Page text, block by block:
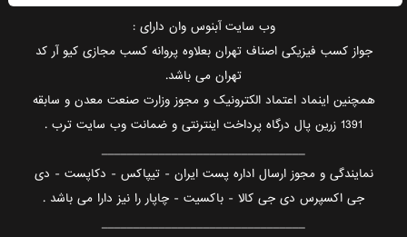
وب سایت آبنوس وان دارای :
جواز کسب فیزیکی اصناف تهران بعلاوه پروانه کسب مجازی کیو آر کد
تهران می باشد.
همچنین اینماد اعتماد الکترونیک و مجوز وزارت صنعت معدن و سابقه
1391 زرین پال درگاه پرداخت اینترنتی و ضمانت وب سایت ترب .
________________________________
نمایندگی و مجوز ارسال اداره پست ایران - تیپاکس - دکاپست - دی
جی اکسپرس دی جی کالا - باکسیت - چاپار را نیز دارا می باشد .
________________________________